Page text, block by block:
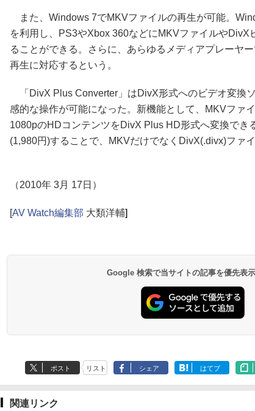
また、Windows 7でMKVファイルの再生が可能。
を利用し、PS3やXbox 360などにMKVファイルやDivX
ることができる。さらに、あらゆるメディアプレーヤ
再生に対応するという。
「DivX Plus Converter」はDivX形式へのビデオ変換
感的な操作が可能になった。新機能として、MKVファ
1080pのHDコンテンツをDivX Plus HD形式へ変換でき
(1,980円)することで、MKVだけでなくDivX(.divx)ファ
（2010年 3月 17日）
[AV Watch編集部 大類洋輔]
Google 検索で当サイトの記事を優先表
ポスト リスト シェア はてブ
関連リンク